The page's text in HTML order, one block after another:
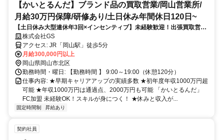
【かいとるんだ】ブランド品の買取営業/岡山営業所/
月給30万円保障/研修あり/土日休み年間休日120日~
【土日休み大型連休年3回×インセンティブ】未経験歓迎！出張買取営業
◆月給30万円保証！腰を据えて長く活躍！早期キャリアアップ実績多数
株式会社GS
アクセス: JR「岡山駅」徒歩5分
月給300,000円以上
岡山県岡山市北区
勤務時間・曜日: 【勤務時間 】 9:00～19:00（休憩120分）
仕事内容: ★早期キャリアアップの実績多数 ★初年度年収1000万円超
可能 ★年収1000万円は通過点、2000万円も可能 「かいとるんだ」
FC加盟 未経験OK！スキルが身につく！ ★休みと収入が...
固定時間制 昇給あり
契約社員